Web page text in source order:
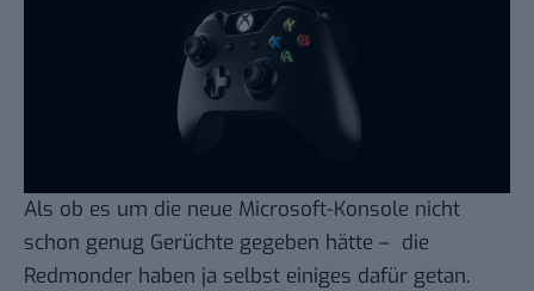
Als ob es um die neue Microsoft-Konsole nicht
schon genug Gerüchte gegeben hätte – die
Redmonder haben ja selbst einiges dafür getan.